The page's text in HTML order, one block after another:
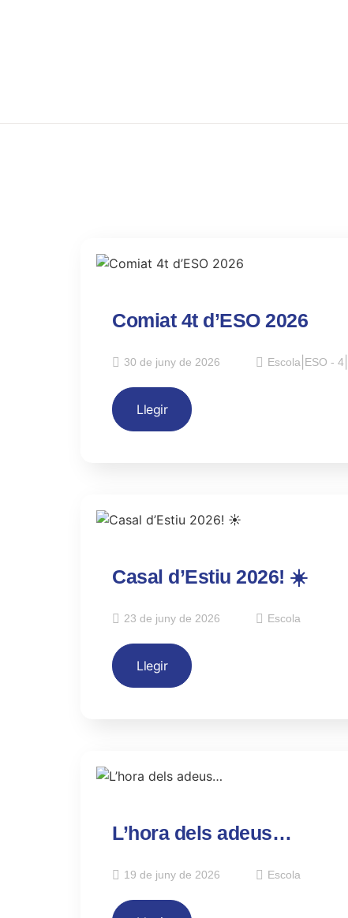
Comiat 4t d’ESO 2026
30 de juny de 2026 Escola ESO - 4
Llegir
Casal d’Estiu 2026! ☀️
23 de juny de 2026 Escola
Llegir
L’hora dels adeus…
19 de juny de 2026 Escola